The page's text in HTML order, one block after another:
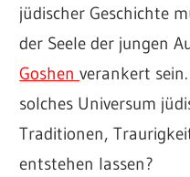
jüdischer Geschichte
der Seele der jungen
Goshenverankert
solches Universum
Traditionen,
entstehen lassen?